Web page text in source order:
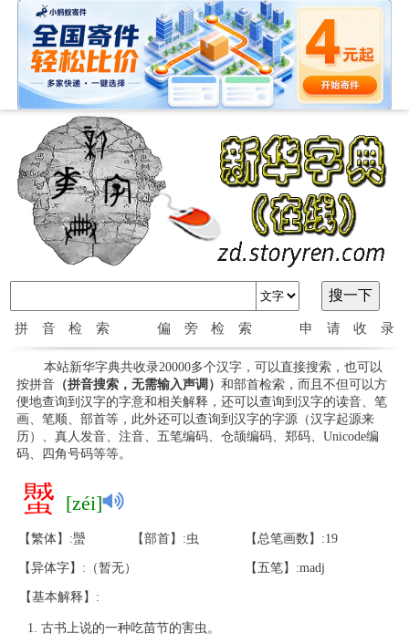
拼音检索 偏旁检索 申请收录
本站新华字典共收录20000多个汉字，可以直接搜索，也可以
按拼音（拼音搜索，无需输入声调） 和部首检索，而且不但可以方
便地查询到汉字的字意和相关解释，还可以查询到汉字的读音、笔
画、笔顺、部首等，此外还可以查询到汉字的字源（汉字起源来
历）、真人发音、注音、五笔编码、仓颉编码、郑码、Unicode编
码、四角号码等等。
蠈 [zéi]
【繁体】:蠈 【部首】:虫 【总笔画数】:19
【异体字】:（暂无） 【五笔】:madj
【基本解释】:
古书上说的一种吃苗节的害虫。